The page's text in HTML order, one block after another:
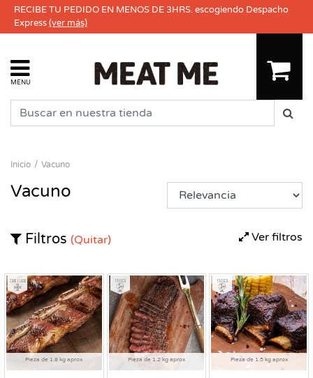
RECIBE TU PEDIDO EN MENOS DE 3HRS. escogiendo Despacho
Express(ver más)
MENU
Inicio Vacuno
Vacuno
Ver filtros
Filtros (Quitar)
Pieza de 1.8 kg aprox
Congelado
Pieza de 1.2 kg aprox
Fresco
Pieza de 1.5 kg aprox
Fresco